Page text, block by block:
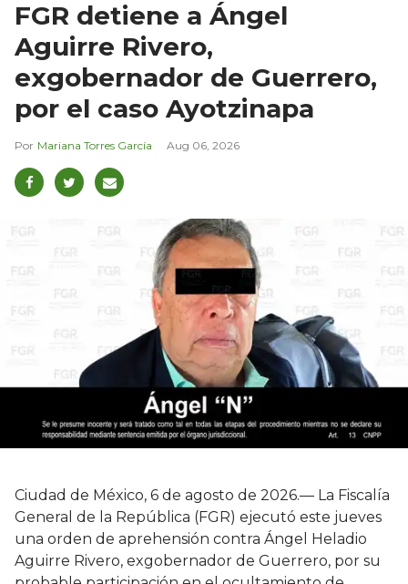
FGR detiene a Ángel
Aguirre Rivero,
exgobernador de Guerrero,
por el caso Ayotzinapa
Mariana Torres García Aug 06, 2026
Ciudad de México, 6 de agosto de 2026.— La Fiscalía
General de la República (FGR) ejecutó este jueves
una orden de aprehensión contra Ángel Heladio
Aguirre Rivero, exgobernador de Guerrero, por su